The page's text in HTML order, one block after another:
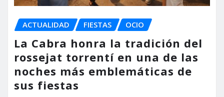
ACTUALIDAD FIESTAS OCIO
La Cabra honra la tradición del
rossejat torrentí en una de las
noches más emblemáticas de
sus fiestas